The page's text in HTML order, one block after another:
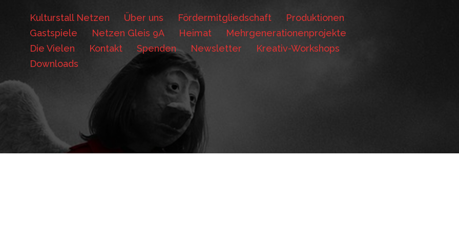
Kulturstall Netzen Über uns Fördermitgliedschaft
Produktionen
Gastspiele
Netzen Gleis 9A Heimat
Mehrgenerationenprojekte
Die Vielen
Kontakt Spenden Newsletter
Kreativ-Workshops
Downloads